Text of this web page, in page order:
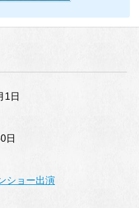
1日
日
ショー出演